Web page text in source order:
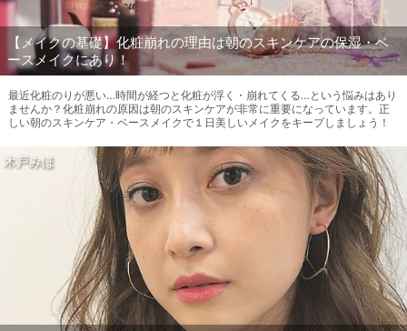
【メイクの基礎】化粧崩れの理由は朝のスキンケアの保湿・ベ
ースメイクにあり！
最近化粧のりが悪い…時間が経つと化粧が浮く・崩れてくる…という悩みはあり
ませんか？化粧崩れの原因は朝のスキンケアが非常に重要になっています。正
しい朝のスキンケア・ベースメイクで１日美しいメイクをキープしましょう！
木戸みほ